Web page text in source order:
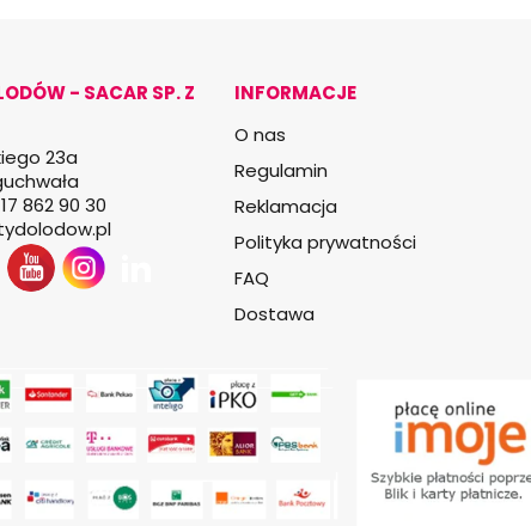
- SACAR SP. Z
23a
862 90 30
TwitterYouTube LinkedInTikTok
INFORMACJE
O nas
Regulamin
Reklamacja
Polityka prywatności
FAQ
Dostawa